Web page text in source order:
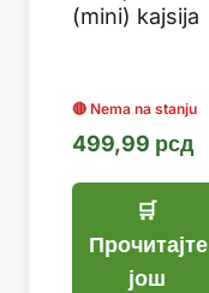
(mini) kajsija
499,99 рсд
Прочитајте
још